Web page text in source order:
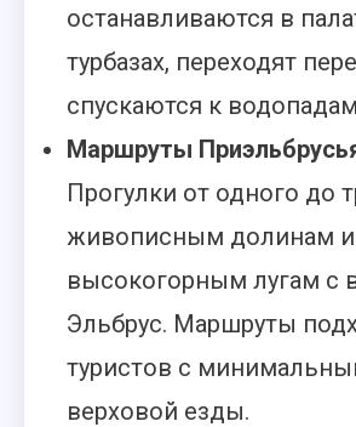
останавливаются в
турбазах, переходят
спускаются к
Маршруты
Прогулки от одного до
живописным долинам и
высокогорным лугам с
Эльбрус. Маршруты
туристов с
верховой езды.